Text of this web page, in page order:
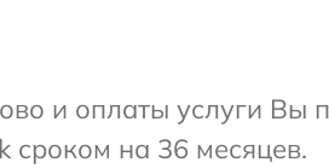
и оплаты услуги Вы
сроком на 36 месяцев.